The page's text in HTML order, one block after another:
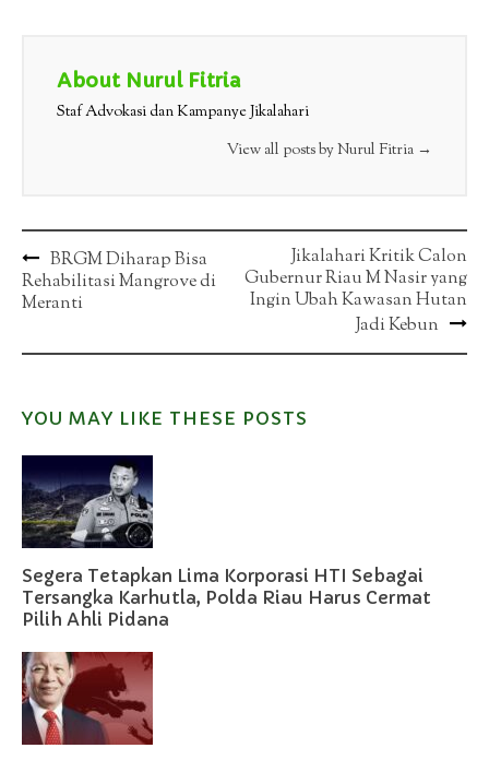
About Nurul Fitria
Staf Advokasi dan Kampanye Jikalahari
View all posts by Nurul Fitria →
Post
navigation
BRGM Diharap Bisa
Rehabilitasi Mangrove di
Meranti
Jikalahari Kritik Calon
Gubernur Riau M Nasir yang
Ingin Ubah Kawasan Hutan
Jadi Kebun
YOU MAY LIKE THESE POSTS
Segera Tetapkan Lima Korporasi HTI Sebagai
Tersangka Karhutla, Polda Riau Harus Cermat
Pilih Ahli Pidana